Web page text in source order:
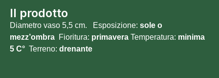
Il prodotto
Diametro vaso 5,5 cm. Esposizione: sole o
mezz’ombra Fioritura: primavera Temperatura: minima
5 C° Terreno: drenante